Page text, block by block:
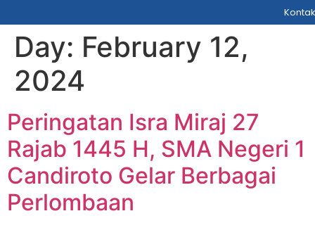
Day: February 12,
2024
Peringatan Isra Miraj 27
Rajab 1445 H, SMA Negeri 1
Candiroto Gelar Berbagai
Perlombaan